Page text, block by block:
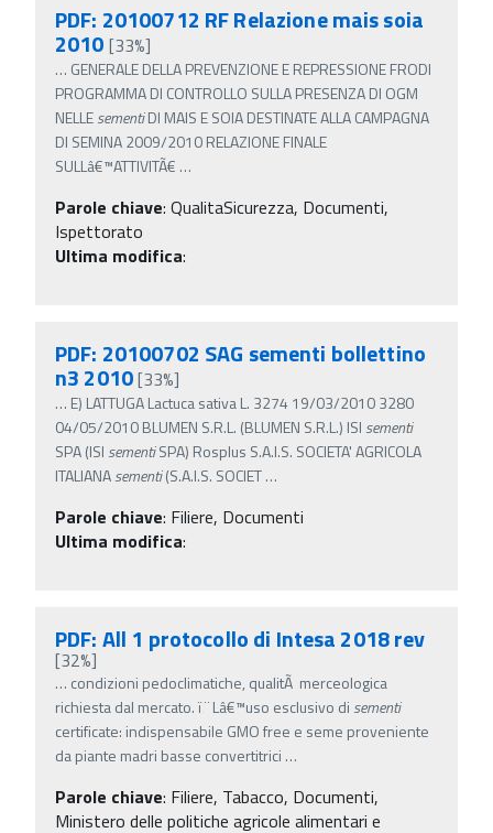
PDF: 20100712 RF Relazione mais soia
2010 [33%]
… GENERALE DELLA PREVENZIONE E REPRESSIONE FRODI
PROGRAMMA DI CONTROLLO SULLA PRESENZA DI OGM
NELLEsementiDI MAIS E SOIA DESTINATE ALLA CAMPAGNA
DI SEMINA 2009/2010 RELAZIONE FINALE
SULLâ€™ATTIVITÃ€ …
Parole chiave: QualitaSicurezza, Documenti,
Ispettorato
Ultima modifica:
PDF: 20100702 SAG sementi bollettino
n3 2010[33%]
… E) LATTUGA Lactuca sativa L. 3274 19/03/2010 3280
04/05/2010 BLUMEN S.R.L. (BLUMEN S.R.L.) ISI sementi
SPA (ISI sementiSPA) Rosplus S.A.I.S. SOCIETA' AGRICOLA
ITALIANAsementi(S.A.I.S. SOCIET…
Parole chiave: Filiere, Documenti
Ultima modifica:
PDF: All 1 protocollo di Intesa 2018 rev
[32%]
… condizioni pedoclimatiche, qualitÃ merceologica
richiesta dal mercato. ï‚¨ Lâ€™uso esclusivo di sementi
certificate: indispensabile GMO free e seme proveniente
da piante madri basse convertitrici …
Parole chiave: Filiere, Tabacco, Documenti,
Ministero delle politiche agricole alimentari e